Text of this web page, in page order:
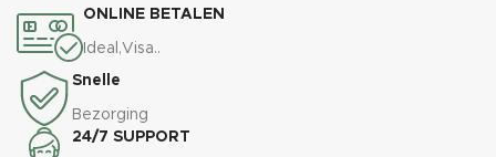
ONLINE BETALEN
Ideal,Visa..
Snelle
Bezorging
24/7 SUPPORT